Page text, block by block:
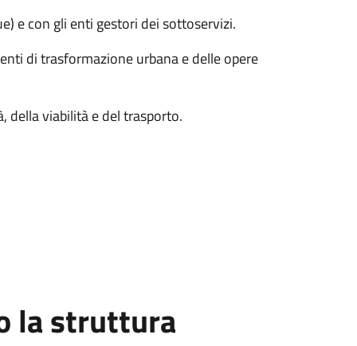
e con gli enti gestori dei sottoservizi.
di trasformazione urbana e delle opere
della viabilità e del trasporto.
la struttura